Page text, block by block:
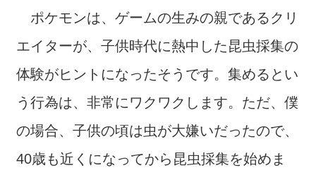
ポケモンは、ゲームの生みの親であるクリ
エイターが、子供時代に熱中した昆虫採集の
体験がヒントになったそうです。集めるとい
う行為は、非常にワクワクします。ただ、僕
の場合、子供の頃は虫が大嫌いだったので、
40歳も近くになってから昆虫採集を始めま